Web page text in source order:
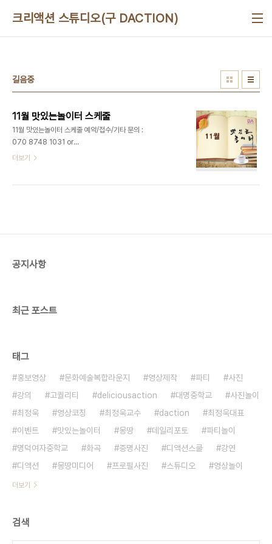
크리액션 스튜디오(구 DACTION)
길음중
11월 맛있는놀이터 스케줄
11월 맛있는놀이터 스케줄 예약/접수/기타 문의 :
070 8748 1031 or
ceo@deliciousaction.com 예약/접수/기타 문
더보기
공지사항
최근 포스트
태그
홍보영상 문화예술복합라운지 영상제작 파티
사진
강의
고퀄리티 deliciousaction 대명중학교
사진놀이
최정욱
영상코칭 최정욱교수 daction
최정욱대표
이벤트
맛있는놀이터 몽땅 데일리포토
파티놀이
명덕여자중학교
화곡 증명사진 디액션스쿨
강연
디액션
몽땅미디어 프로필사진 스튜디오 영상놀이
더보기
검색